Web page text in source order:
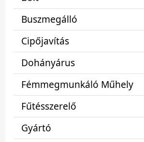
Buszmegálló
Cipőjavítás
Dohányárus
Fémmegmunkáló Műhely
Fűtésszerelő
Gyártó